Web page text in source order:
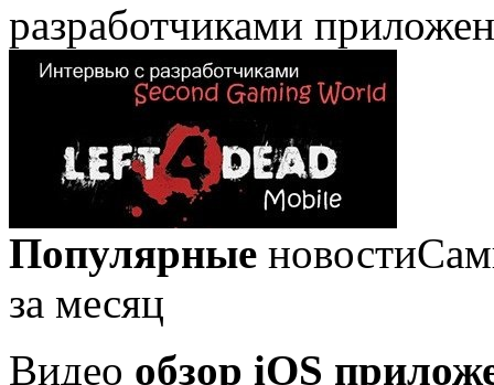
разработчиками
Популярные новости
за месяц
Видео обзор iOS